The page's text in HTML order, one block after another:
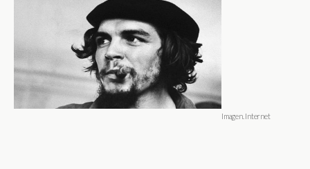
Imagen. Internet